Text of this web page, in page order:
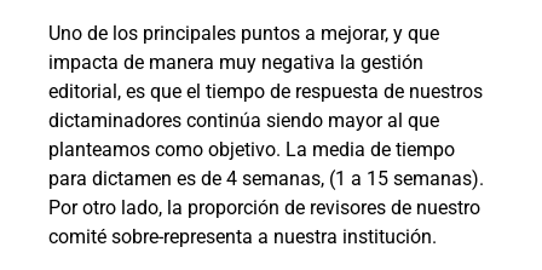
Uno de los principales puntos a mejorar, y que
impacta de manera muy negativa la gestión
editorial, es que el tiempo de respuesta de nuestros
dictaminadores continúa siendo mayor al que
planteamos como objetivo. La media de tiempo
para dictamen es de 4 semanas, (1 a 15 semanas).
Por otro lado, la proporción de revisores de nuestro
comité sobre-representa a nuestra institución.